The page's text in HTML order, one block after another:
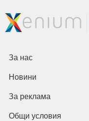
За нас
Новини
За реклама
Общи условия